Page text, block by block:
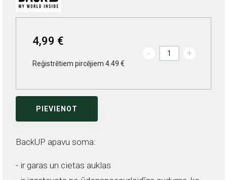
4,99 €
Reģistrētiem pircējiem 4.49 €
- +
PIEVIENOT
BackUP apavu soma:
- ir garas un cietas auklas